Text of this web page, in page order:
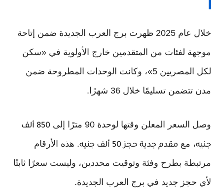
خلال عام 2025 ظهرت برج العرب الجديدة ضمن إتاحة
موجهة لفئات من المتقدمين خارج الأولوية في «سكن
لكل المصريين 5»، وكانت الوحدات المطروحة ضمن
مدن تتضمن تسليمًا خلال 36 شهرًا.
وصل السعر المعلن وقتها لوحدة 90 مترًا إلى 850 ألف
جنيه، مع مقدم جدية حجز 50 ألف جنيه
. هذه الأرقام
مرتبطة بطرح وفئة وتوقيت محددين، وليست سعرًا ثابتًا
لأي حجز جديد في برج العرب الجديدة.